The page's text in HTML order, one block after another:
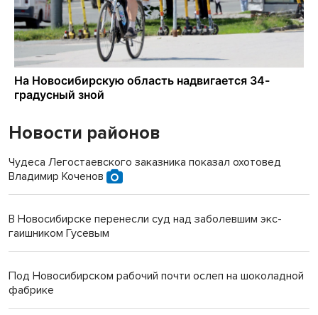
Новости районов
Чудеса Легостаевского заказника показал охотовед
Владимир Коченов
В Новосибирске перенесли суд над заболевшим экс-
гаишником Гусевым
Под Новосибирском рабочий почти ослеп на шоколадной
фабрике